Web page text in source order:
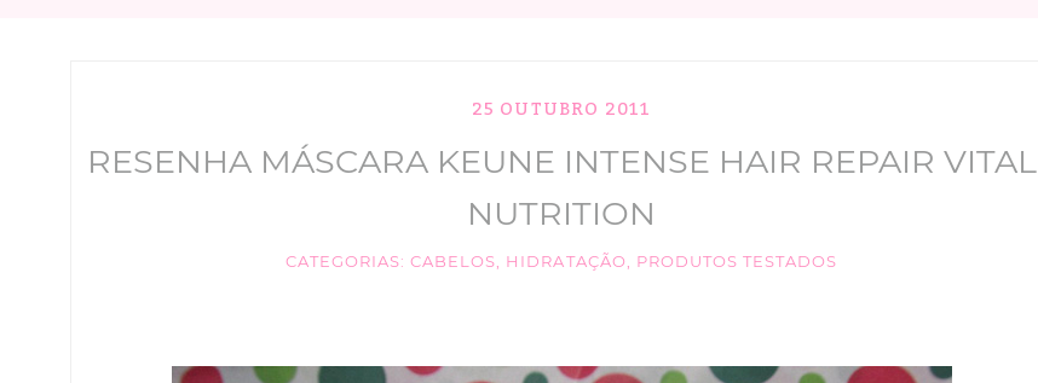
25 OUTUBRO 2011
RESENHA MÁSCARA KEUNE INTENSE HAIR REPAIR VITAL
NUTRITION
CATEGORIAS:CABELOS, HIDRATAÇÃO , PRODUTOS TESTADOS